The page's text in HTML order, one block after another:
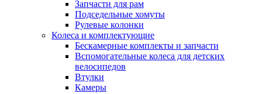
Запчасти для рам
Подседельные хомуты
Рулевые колонки
Колеса и комплектующие
Бескамерные комплекты и запчасти
Вспомогательные колеса для детских
велосипедов
Втулки
Камеры